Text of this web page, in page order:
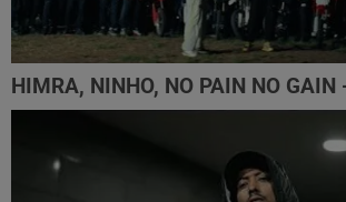
HIMRA, NINHO, NO PAIN NO GAIN